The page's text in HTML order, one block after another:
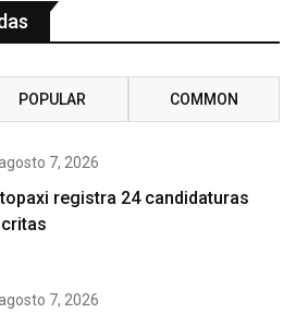
POPULAR COMMON
agosto 7, 2026
registra 24 candidaturas
agosto 7, 2026